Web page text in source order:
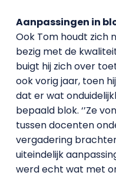
Aanpassingen in
Ook Tom houdt zich
bezig met de
buigt hij zich over
ook vorig jaar, toen
dat er wat
bepaald blok. ‘’Ze
tussen docenten
vergadering
uiteindelijk
werd echt wat met